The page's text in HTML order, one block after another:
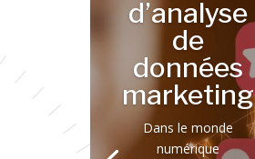
d’analyse
de
données
marketing
Dans le monde
numérique